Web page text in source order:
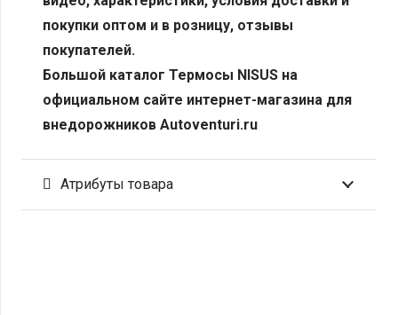
покупки оптом и в розницу, отзывы
покупателей.
Большой каталог Термосы NISUS на
официальном сайте интернет-магазина для
внедорожников Autoventuri.ru
Атрибуты товара